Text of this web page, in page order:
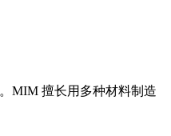
MIM 擅长用多种材料制造